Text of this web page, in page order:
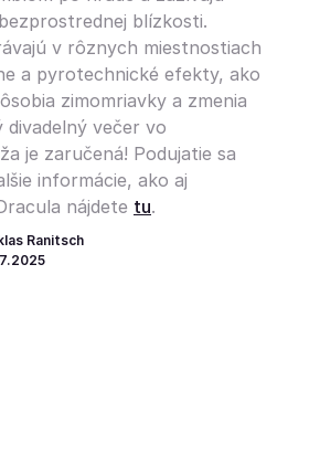
blízkosti.
v rôznych miestnostiach
a pyrotechnické efekty, ako
zimomriavky a zmenia
večer vo
je zaručená! Podujatie sa
informácie, ako aj
nájdete tu.
Ranitsch